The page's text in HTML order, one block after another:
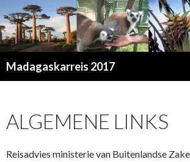
Madagaskarreis 2017
ALGEMENE LINKS
Reisadvies ministerie van Buitenlandse